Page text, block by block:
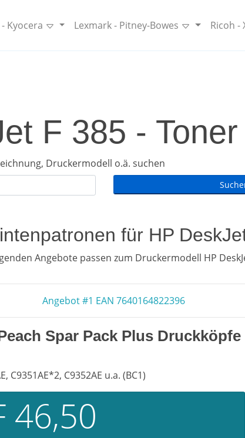
- Kyocera Lexmark - Pitney-Bowes Ricoh -
F 385 -
Druckermodell o.ä. suchen
für HP
Angebote passen zum Druckermodell HP
Angebot #1 EAN 7640164822396
Spar Pack Plus Druckköpfe
C9351AE*2, C9352AE u.a. (BC1)
46,50